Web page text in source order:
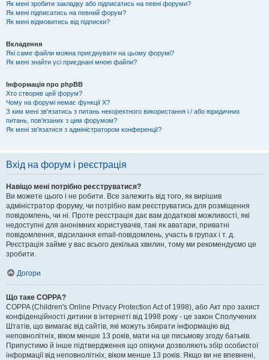
Як мені зробити закладку або підписатись на певні форуми?
Як мені підписатись на певний форум?
Як мені відмовитись від підписки?
Вкладення
Які саме файли можна приєднувати на цьому форумі?
Як мені знайти усі приєднані мною файли?
Інформація про phpBB
Хто створив цей форум?
Чому на форумі немає функції X?
З ким мені зв'язатись з питань некоректного використання і / або юридичних
питань, пов'язаних з цим форумом?
Як мені зв'язатися з адміністратором конференції?
Вхід на форум і реєстрація
Навіщо мені потрібно реєструватися?
Ви можете цього і не робити. Все залежить від того, як вирішив
адміністратор форуму, чи потрібно вам реєструватись для розміщення
повідомлень, чи ні. Проте реєстрація дає вам додаткові можливості, які
недоступні для анонімних користувачів, такі як аватари, приватні
повідомлення, відсилання email-повідомлень, участь в групах і т. д.
Реєстрація займе у вас всього декілька хвилин, тому ми рекомендуємо це
зробити.
Догори
Що таке COPPA?
COPPA (Children's Online Privacy Protection Act of 1998), або Акт про захист
конфіденційності дитини в інтернеті від 1998 року - це закон Сполучених
Штатів, що вимагає від сайтів, які можуть збирати інформацію від
неповнолітніх, віком менше 13 років, мати на це письмову згоду батьків.
Припустимо й інше підтвердження що опікуни дозволяють збір особистої
інформації від неповнолітніх, віком менше 13 років. Якщо ви не впевнені,